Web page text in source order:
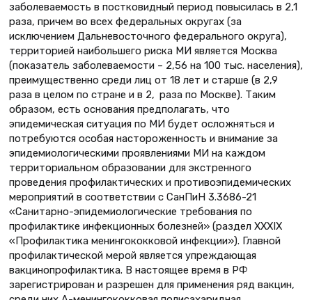
заболеваемость в постковидный период повысилась в 2,1
раза, причем во всех федеральных округах (за
исключением Дальневосточного федерального округа),
территорией наибольшего риска МИ является Москва
(показатель заболеваемости – 2,56 на 100 тыс. населения),
преимущественно среди лиц от 18 лет и старше (в 2,9
раза в целом по стране и в 2, раза по Москве). Таким
образом, есть основания предполагать, что
эпидемическая ситуация по МИ будет осложняться и
потребуются особая настороженность и внимание за
эпидемиологическими проявлениями МИ на каждом
территориальном образовании для экстренного
проведения профилактических и противоэпидемических
мероприятий в соответствии с СанПиН 3.3686-21
«Санитарно-эпидемиологические требования по
профилактике инфекционных болезней» (раздел XXXIX
«Профилактика менингококковой инфекции»). Главной
профилактической мерой является упреждающая
вакцинопрофилактика. В настоящее время в РФ
зарегистрирован и разрешен для применения ряд вакцин,